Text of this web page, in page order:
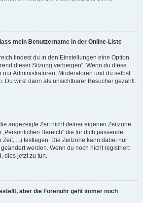
mein Benutzername in der Online-Liste
findest du in den Einstellungen eine Option
dieser Sitzung verbergen“. Wenn du diese
nur Administratoren, Moderatoren und du selbst
Du wirst dann als unsichtbarer Besucher gezählt.
angezeigte Zeit nicht deiner eigenen Zeitzone.
„Persönlichen Bereich“ die für dich passende
...) festlegen. Die Zeitzone kann dabei nur
werden. Wenn du noch nicht registriert
dies jetzt zu tun.
aber die Forenuhr geht immer noch